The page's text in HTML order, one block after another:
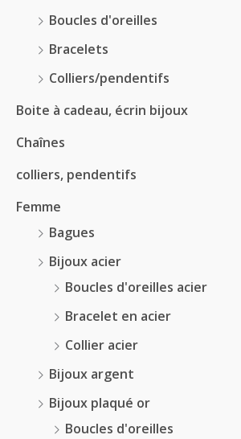
.0
Boucles d'oreilles
Bracelets
Colliers/pendentifs
Boite à cadeau, écrin bijoux
Chaînes
colliers, pendentifs
Femme
Bagues
Bijoux acier
Boucles d'oreilles acier
Bracelet en acier
Collier acier
Bijoux argent
Bijoux plaqué or
Boucles d'oreilles